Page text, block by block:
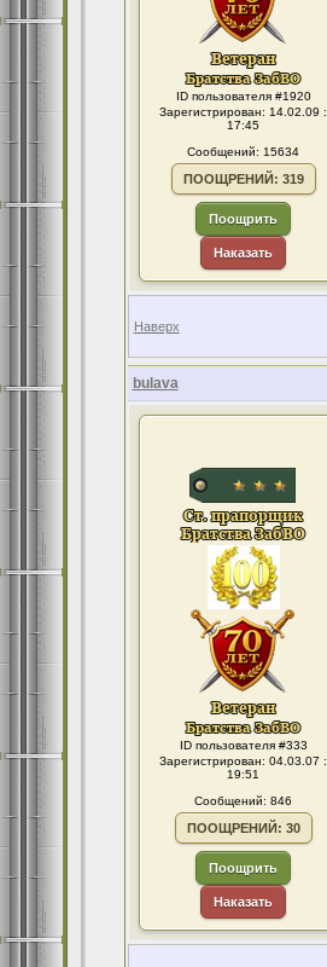
ID пользователя #1920
Зарегистрирован: 14.02.09 :
17:45
Сообщений: 15634
ПООЩРЕНИЙ: 319
Поощрить
Наказать
Наверх
bulava
ID пользователя #333
Зарегистрирован: 04.03.07 :
19:51
Сообщений: 846
ПООЩРЕНИЙ: 30
Поощрить
Наказать